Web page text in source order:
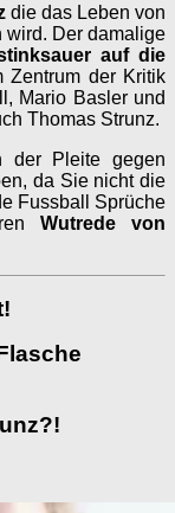
die das Leben von
wird. Der damalige
auf die
Zentrum der Kritik
Mario Basler und
Thomas Strunz.
der Pleite gegen
da Sie nicht die
Fussball Sprüche
Wutrede von